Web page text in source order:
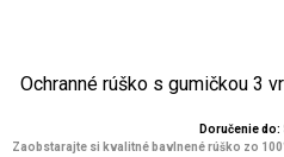
Ochranné rúško s gumičkou 3
Doručenie
Zaobstarajte si kvalitné bavlnené rúško zo